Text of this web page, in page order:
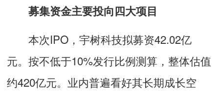
募集资金主要投向四大项目
本次IPO，宇树科技拟募资42.02亿
元。按不低于10%发行比例测算，整体估值
约420亿元。业内普遍看好其长期成长空